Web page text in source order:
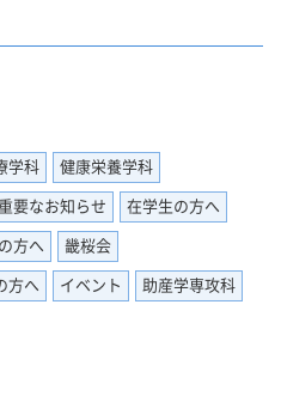
学科 健康栄養学科
重要なお知らせ 在学生の方へ
方へ 畿桜会
方へ イベント 助産学専攻科